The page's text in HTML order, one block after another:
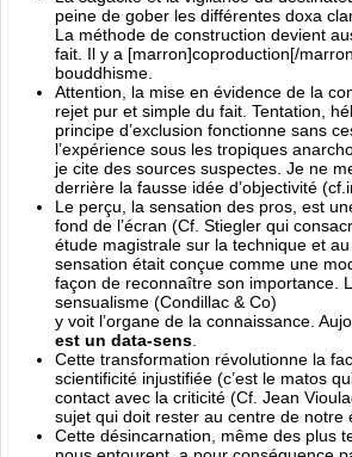
peine de gober les différentes doxa
La méthode de construction devient
fait. Il y a [marron]coproduction[/
bouddhisme.
Attention, la mise en évidence de la
rejet pur et simple du fait. Tentation,
principe d’exclusion fonctionne sans
l’expérience sous les tropiques
je cite des sources suspectes. Je ne
derrière la fausse idée d’objectivité
Le perçu, la sensation des pros, est
fond de l’écran (Cf. Stiegler qui
étude magistrale sur la technique et
sensation était conçue comme une
façon de reconnaître son importance.
sensualisme (Condillac & Co)
y voit l’organe de la connaissance.
est un data-sens
Cette transformation révolutionne la
scientificité injustifiée (c’est le matos
contact avec la criticité (Cf. Jean
sujet qui doit rester au centre de notre
Cette désincarnation, même des plus